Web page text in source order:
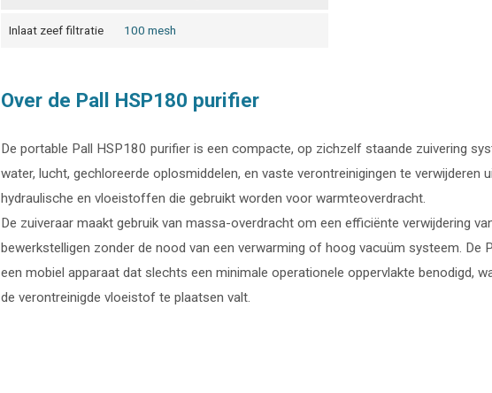
Inlaat zeef filtratie 100 mesh
Over de Pall HSP180 purifier
De portable Pall HSP180 purifier is een compacte, op zichzelf staande zuivering
water, lucht, gechloreerde oplosmiddelen, en vaste verontreinigingen te verwijderen
hydraulische en vloeistoffen die gebruikt worden voor warmteoverdracht.
De zuiveraar maakt gebruik van massa-overdracht om een efficiënte verwijdering
bewerkstelligen zonder de nood van een verwarming of hoog vacuüm systeem. De
een mobiel apparaat dat slechts een minimale operationele oppervlakte benodigd,
de verontreinigde vloeistof te plaatsen valt.